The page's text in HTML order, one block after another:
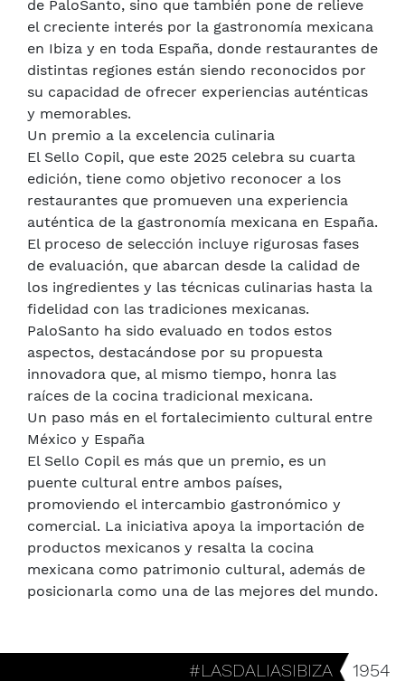
de PaloSanto, sino que también pone de relieve
el creciente interés por la gastronomía mexicana
en Ibiza y en toda España, donde restaurantes de
distintas regiones están siendo reconocidos por
su capacidad de ofrecer experiencias auténticas
y memorables.
Un premio a la excelencia culinaria
El Sello Copil, que este 2025 celebra su cuarta
edición, tiene como objetivo reconocer a los
restaurantes que promueven una experiencia
auténtica de la gastronomía mexicana en España.
El proceso de selección incluye rigurosas fases
de evaluación, que abarcan desde la calidad de
los ingredientes y las técnicas culinarias hasta la
fidelidad con las tradiciones mexicanas.
PaloSanto ha sido evaluado en todos estos
aspectos, destacándose por su propuesta
innovadora que, al mismo tiempo, honra las
raíces de la cocina tradicional mexicana.
Un paso más en el fortalecimiento cultural entre
México y España
El Sello Copil es más que un premio, es un
puente cultural entre ambos países,
promoviendo el intercambio gastronómico y
comercial. La iniciativa apoya la importación de
productos mexicanos y resalta la cocina
mexicana como patrimonio cultural, además de
posicionarla como una de las mejores del mundo.
#LASDALIASIBIZA 1954